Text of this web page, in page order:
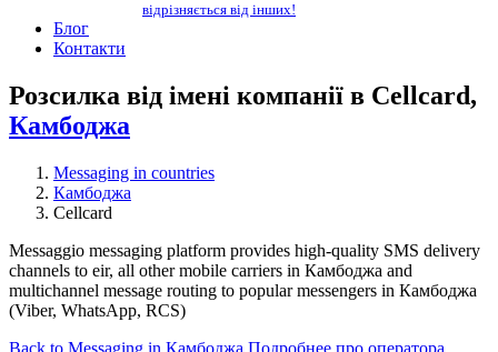
відрізняється від інших!
Блог
Контакти
Розсилка від імені компанії в Cellcard,
Камбоджа
Messaging in countries
Камбоджа
Cellcard
Messaggio messaging platform provides high-quality SMS delivery
channels to eir, all other mobile carriers in Камбоджа and
multichannel message routing to popular messengers in Камбоджа
(Viber, WhatsApp, RCS)
Back to Messaging in Камбоджа Подробнее про оператора